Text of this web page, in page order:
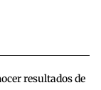
resultados de